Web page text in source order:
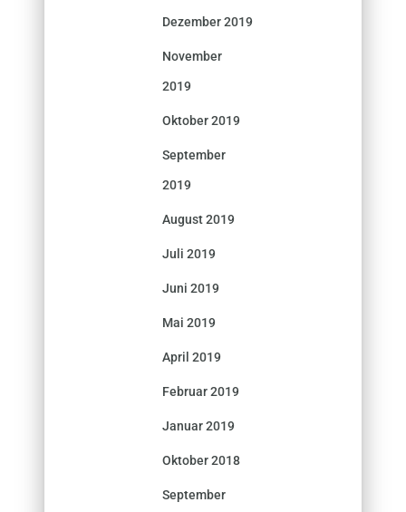
Dezember 2019
November
2019
Oktober 2019
September
2019
August 2019
Juli 2019
Juni 2019
Mai 2019
April 2019
Februar 2019
Januar 2019
Oktober 2018
September